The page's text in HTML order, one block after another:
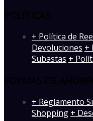
+ Política de
Devoluciones +
Subastas +
+ Reglamento
Shopping +